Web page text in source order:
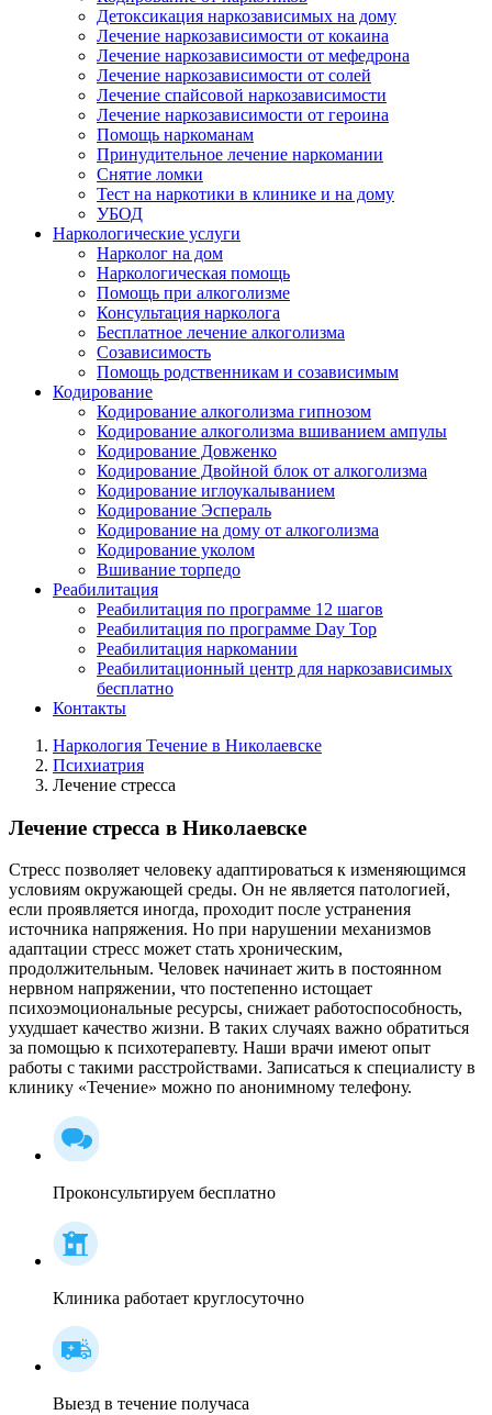
Детоксикация наркозависимых на дому
Лечение наркозависимости от кокаина
Лечение наркозависимости от мефедрона
Лечение наркозависимости от солей
Лечение спайсовой наркозависимости
Лечение наркозависимости от героина
Помощь наркоманам
Принудительное лечение наркомании
Снятие ломки
Тест на наркотики в клинике и на дому
УБОД
Наркологические услуги
Нарколог на дом
Наркологическая помощь
Помощь при алкоголизме
Консультация нарколога
Бесплатное лечение алкоголизма
Созависимость
Помощь родственникам и созависимым
Кодирование
Кодирование алкоголизма гипнозом
Кодирование алкоголизма вшиванием ампулы
Кодирование Довженко
Кодирование Двойной блок от алкоголизма
Кодирование иглоукалыванием
Кодирование Эспераль
Кодирование на дому от алкоголизма
Кодирование уколом
Вшивание торпедо
Реабилитация
Реабилитация по программе 12 шагов
Реабилитация по программе Day Top
Реабилитация наркомании
Реабилитационный центр для наркозависимых
бесплатно
Контакты
Наркология Течение в Николаевске
Психиатрия
Лечение стресса
Лечение стресса в Николаевске
Стресс позволяет человеку адаптироваться к изменяющимся
условиям окружающей среды. Он не является патологией,
если проявляется иногда, проходит после устранения
источника напряжения. Но при нарушении механизмов
адаптации стресс может стать хроническим,
продолжительным. Человек начинает жить в постоянном
нервном напряжении, что постепенно истощает
психоэмоциональные ресурсы, снижает работоспособность,
ухудшает качество жизни. В таких случаях важно обратиться
за помощью к психотерапевту. Наши врачи имеют опыт
работы с такими расстройствами. Записаться к специалисту в
клинику «Течение» можно по анонимному телефону.
Проконсультируем бесплатно
Клиника работает круглосуточно
Выезд в течение получаса